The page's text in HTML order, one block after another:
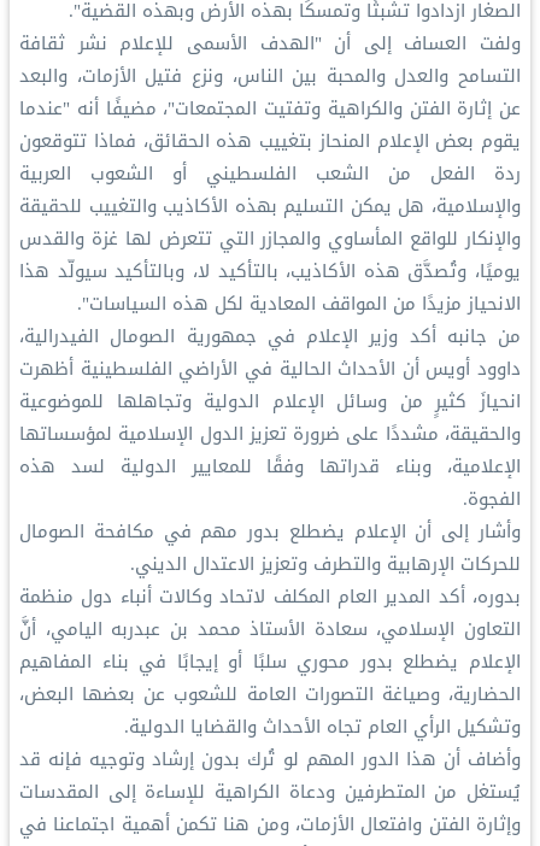
الصغار ازدادوا تشبثًا وتمسكًا بهذه الأرض وبهذه القضية".
ولفت العساف إلى أن "الهدف الأسمى للإعلام نشر ثقافة
التسامح والعدل والمحبة بين الناس، ونزع فتيل الأزمات، والبعد
عن إثارة الفتن والكراهية وتفتيت المجتمعات"، مضيفًا أنه "عندما
يقوم بعض الإعلام المنحاز بتغييب هذه الحقائق، فماذا تتوقعون
ردة الفعل من الشعب الفلسطيني أو الشعوب العربية
والإسلامية، هل يمكن التسليم بهذه الأكاذيب والتغييب للحقيقة
والإنكار للواقع المأساوي والمجازر التي تتعرض لها غزة والقدس
يوميًا، وتُصدَّق هذه الأكاذيب، بالتأكيد لا، وبالتأكيد سيولّد هذا
الانحياز مزيدًا من المواقف المعادية لكل هذه السياسات".
من جانبه أكد وزير الإعلام في جمهورية الصومال الفيدرالية،
داوود أويس أن الأحداث الحالية في الأراضي الفلسطينية أظهرت
انحيازَ كثيرٍ من وسائل الإعلام الدولية وتجاهلها للموضوعية
والحقيقة، مشددًا على ضرورة تعزيز الدول الإسلامية لمؤسساتها
الإعلامية، وبناء قدراتها وفقًا للمعايير الدولية لسد هذه
الفجوة.
وأشار إلى أن الإعلام يضطلع بدور مهم في مكافحة الصومال
للحركات الإرهابية والتطرف وتعزيز الاعتدال الديني.
بدوره، أكد المدير العام المكلف لاتحاد وكالات أنباء دول منظمة
التعاون الإسلامي، سعادة الأستاذ محمد بن عبدربه اليامي، أنَّ
الإعلام يضطلع بدور محوري سلبًا أو إيجابًا في بناء المفاهيم
الحضارية، وصياغة التصورات العامة للشعوب عن بعضها البعض،
وتشكيل الرأي العام تجاه الأحداث والقضايا الدولية.
وأضاف أن هذا الدور المهم لو تُرك بدون إرشاد وتوجيه فإنه قد
يُستغل من المتطرفين ودعاة الكراهية للإساءة إلى المقدسات
وإثارة الفتن وافتعال الأزمات، ومن هنا تكمن أهمية اجتماعنا في